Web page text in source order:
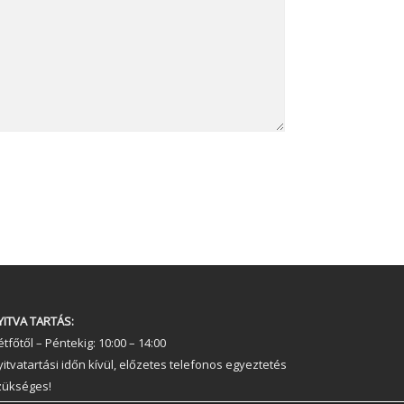
TARTÁS:
– Péntekig: 10:00 – 14:00
időn kívül, előzetes telefonos egyeztetés